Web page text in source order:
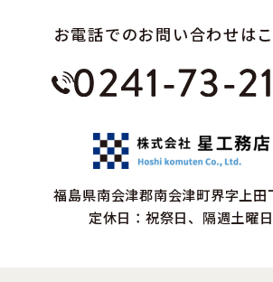
お電話でのお問い合わせは
福島県南会津郡南会津町界字上田
定休日：祝祭日、隔週土曜日